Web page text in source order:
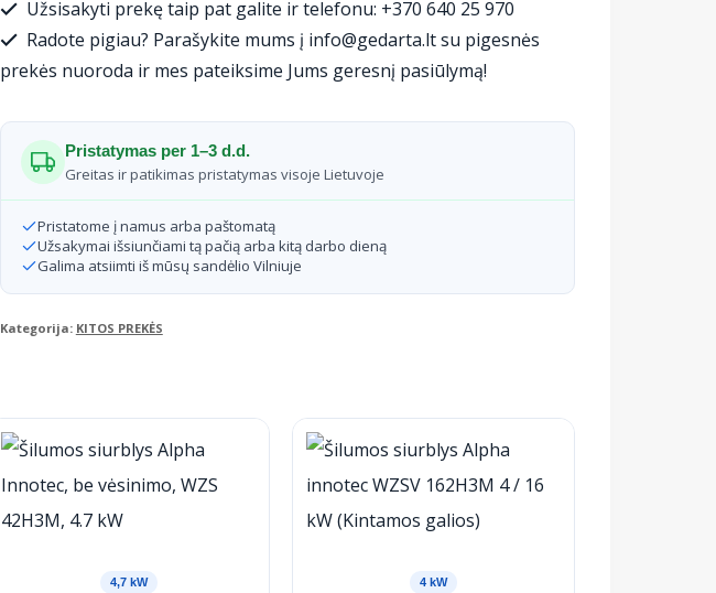
Užsisakyti prekę taip pat galite ir telefonu: +370 640 25 970
Radote pigiau? Parašykite mums į info@gedarta.lt su pigesnės
prekės nuoroda ir mes pateiksime Jums geresnį pasiūlymą!
Pristatymas per 1–3 d.d.
Greitas ir patikimas pristatymas visoje Lietuvoje
Pristatome į namus arba paštomatą
Užsakymai išsiunčiami tą pačią arba kitą darbo dieną
Galima atsiimti iš mūsų sandėlio Vilniuje
Kategorija: KITOS PREKĖS
4,7 kW 4 kW